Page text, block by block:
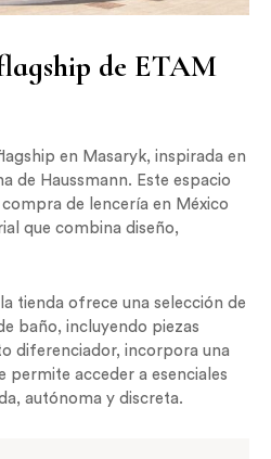
de ETAM
en Masaryk, inspirada en
de Haussmann. Este espacio
de lencería en México
que combina diseño,
tienda ofrece una selección de
baño, incluyendo piezas
diferenciador, incorpora una
permite acceder a esenciales
autónoma y discreta.